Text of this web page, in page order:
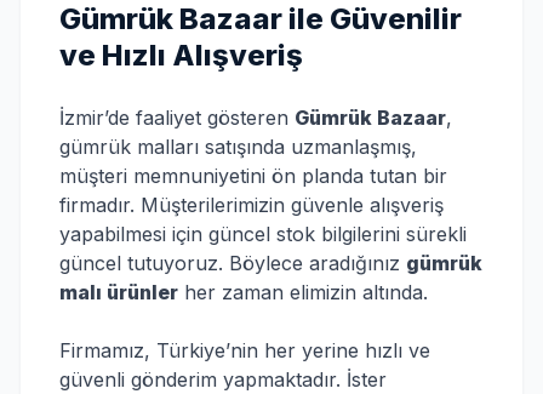
Gümrük Bazaar ile Güvenilir
ve Hızlı Alışveriş
İzmir’de faaliyet gösteren Gümrük Bazaar,
gümrük malları satışında uzmanlaşmış,
müşteri memnuniyetini ön planda tutan bir
firmadır. Müşterilerimizin güvenle alışveriş
yapabilmesi için güncel stok bilgilerini sürekli
güncel tutuyoruz. Böylece aradığınız gümrük
malı ürünler her zaman elimizin altında.
Firmamız, Türkiye’nin her yerine hızlı ve
güvenli gönderim yapmaktadır. İster